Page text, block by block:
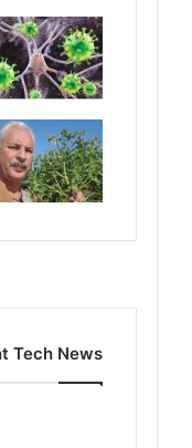
Tech News